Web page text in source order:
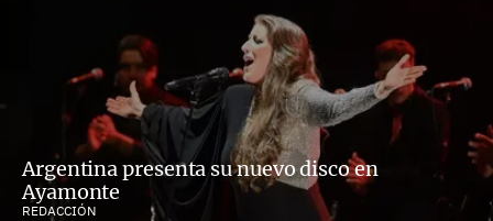
Argentina presenta su nuevo disco en
Ayamonte
REDACCIÓN